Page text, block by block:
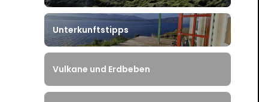
Unterkunftstipps
Vulkane und Erdbeben